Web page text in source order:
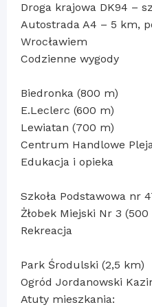
Droga krajowa DK94 –
Autostrada A4 – 5 km,
Wrocławiem
Codzienne wygody
Biedronka (800 m)
E.Leclerc (600 m)
Lewiatan (700 m)
Centrum Handlowe
Edukacja i opieka
Szkoła Podstawowa nr
Żłobek Miejski Nr 3 (500
Rekreacja
Park Środulski (2,5 km)
Ogród Jordanowski
Atuty mieszkania: